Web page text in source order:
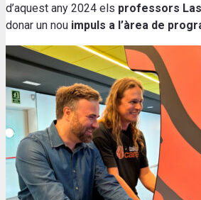
d’aquest any 2024 els professors
donar un nou impuls a l’àrea de